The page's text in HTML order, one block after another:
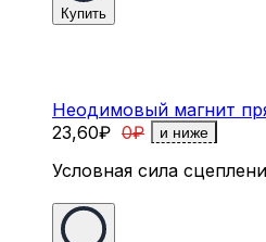
Купить
Неодимовый магнит
23,60₽ 0₽ и ниже
Условная сила